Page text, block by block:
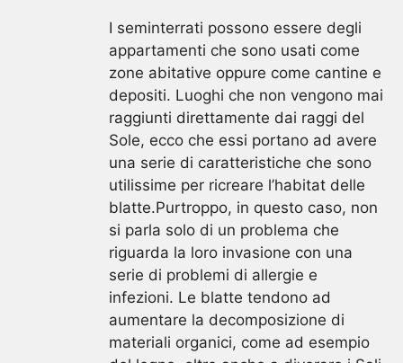
I seminterrati possono essere degli
appartamenti che sono usati come
zone abitative oppure come cantine e
depositi. Luoghi che non vengono mai
raggiunti direttamente dai raggi del
Sole, ecco che essi portano ad avere
una serie di caratteristiche che sono
utilissime per ricreare l’habitat delle
blatte.Purtroppo, in questo caso, non
si parla solo di un problema che
riguarda la loro invasione con una
serie di problemi di allergie e
infezioni. Le blatte tendono ad
aumentare la decomposizione di
materiali organici, come ad esempio